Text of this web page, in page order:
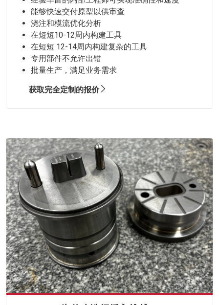
能够快速交付原型以供审查
浇注和模流优化分析
在短短10-12周内构建工具
在短短 12-14周内构建复杂的工具
专用部件不允许出错
批量生产，满足业务需求
获取完全定制的报价